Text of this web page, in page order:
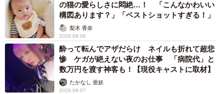
成予定。改訂スケジュール等は小学館ホームぺージ中の
「日本国語大辞典第三版はじめます」で順次公開される。
ご興味ある方はぜひチェックしていただきたい。
近藤泰弘さん関連情報
Xアカウント：
https://x.com/yhkondo
小学館ホームぺージ中の「日本国語大辞典第三版はじめま
の猫の愛らしさに悶絶…！ 「こんなかわいい
構図あります？」「ベストショットすぎる！」
梨木 香奈
2026.08.08
酔って転んでアザだらけ ネイルも折れて超悲
惨 ケガが絶えない夜のお仕事 「病院代」と
数万円を渡す神客も！【現役キャストに取材】
たかなし 亜妖
2026.08.07